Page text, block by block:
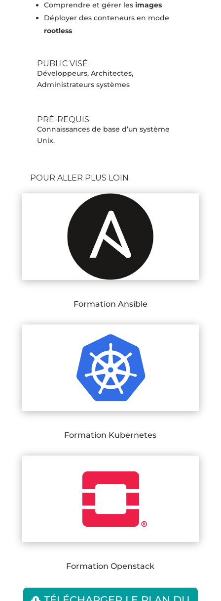
Comprendre et gérer les images
Déployer des conteneurs en mode
rootless
PUBLIC VISÉ
Développeurs, Architectes,
Administrateurs systèmes
PRÉ-REQUIS
Connaissances de base d’un système
Unix.
POUR ALLER PLUS LOIN
Formation Ansible
Formation Kubernetes
Formation Openstack